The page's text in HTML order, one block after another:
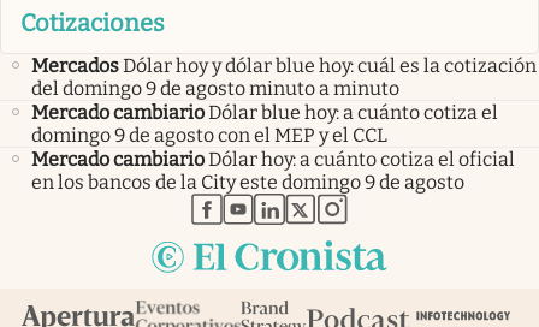
Cotizaciones
MercadosDólar hoy y dólar blue hoy: cuál es la cotización
del domingo 9 de agosto minuto a minuto
Mercado cambiarioDólar blue hoy: a cuánto cotiza el
domingo 9 de agosto con el MEP y el CCL
Mercado cambiarioDólar hoy: a cuánto cotiza el oficial
en los bancos de la City este domingo 9 de agosto
abre en nueva pestaña
abre en nueva pestaña
abre en nueva pestaña
abre en nueva pestaña
abre en nueva pestaña